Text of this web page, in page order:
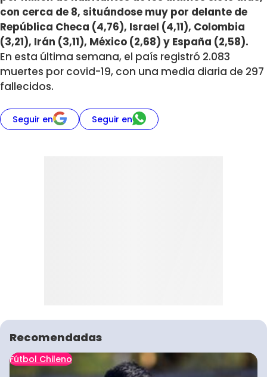
con cerca de 8, situándose muy por delante de
República Checa (4,76), Israel (4,11), Colombia
(3,21), Irán (3,11), México (2,68) y España (2,58).
En esta última semana, el país registró 2.083
muertes por covid-19, con una media diaria de 297
fallecidos.
Seguir en Seguir en
Recomendadas
Fútbol Chileno